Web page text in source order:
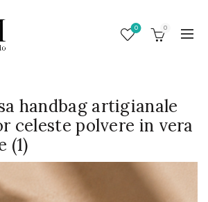
0 0
handbag artigianale
celeste polvere in vera
(1)